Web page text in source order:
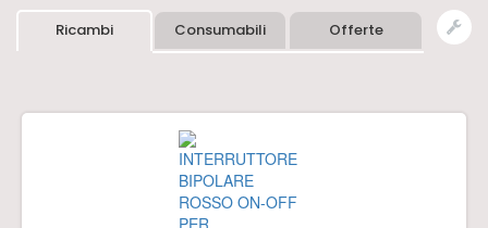
Ricambi Consumabili Offerte